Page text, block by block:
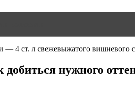
— 4 ст. л свежевыжатого
нужного